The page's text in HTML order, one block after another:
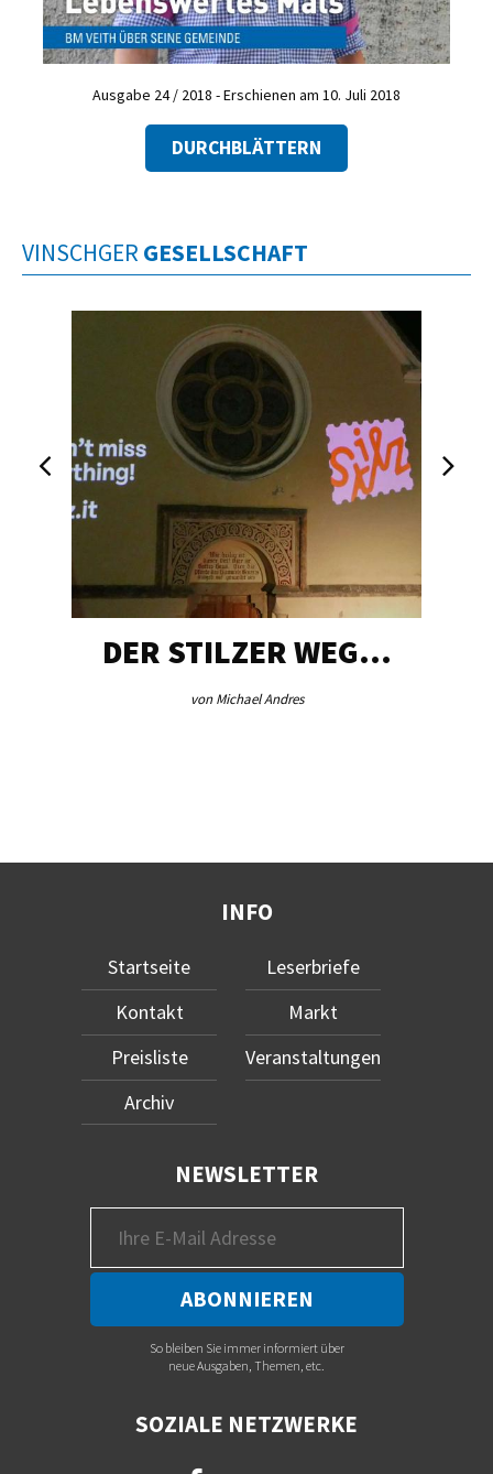
Ausgabe 24 / 2018 - Erschienen am 10. Juli 2018
DURCHBLÄTTERN
VINSCHGER GESELLSCHAFT
DER STILZER WEG…
von Michael Andres
INFO
Startseite
Kontakt
Preisliste
Archiv
Leserbriefe
Markt
Veranstaltungen
NEWSLETTER
So bleiben Sie immer informiert über
neue Ausgaben, Themen, etc.
SOZIALE NETZWERKE